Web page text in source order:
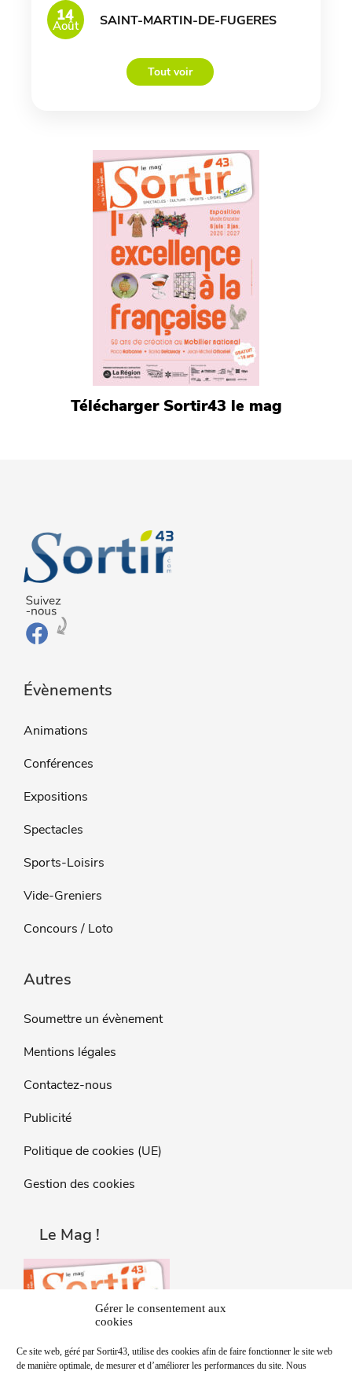
Gérer le consentement aux
cookies
Ce site web, géré par Sortir43, utilise des cookies afin de faire fonctionner le site web
de manière optimale, de mesurer et d’améliorer les performances du site. Nous
14
Août SAINT-MARTIN-DE-FUGERES
Tout voir
Télécharger Sortir43 le mag
Évènements
Animations
Conférences
Expositions
Spectacles
Sports-Loisirs
Vide-Greniers
Concours / Loto
Autres
Soumettre un évènement
Mentions légales
Contactez-nous
Publicité
Politique de cookies (UE)
Gestion des cookies
Le Mag !